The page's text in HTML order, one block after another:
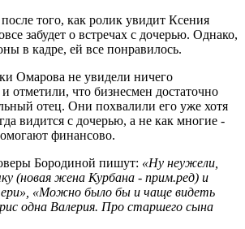
того, как ролик увидит Ксения
забудет о встречах с дочерью. Однако,
в кадре, ей все понравилось.
Омарова не увидели ничего
отметили, что бизнесмен достаточно
отец. Они похвалили его уже хотя
видится с дочерью, а не как многие -
финансово.
Бородиной пишут: «Ну неужели,
(новая жена Курбана - прим.ред) и
«Можно было бы и чаще видеть
одна Валерия. Про старшего сына